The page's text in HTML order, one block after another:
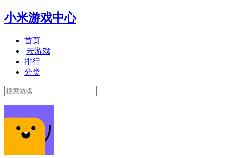
小米游戏中心
首页
云游戏
排行
分类